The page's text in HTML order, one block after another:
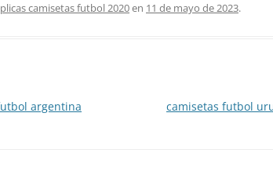
camisetas futbol 2020en 11 de mayo de 2023.
argentina camisetas futbol